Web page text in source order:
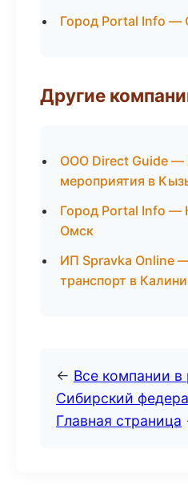
Город Portal Info —
Другие
ООО Direct Guide —
мероприятия в
Город Portal Info —
Омск
ИП Spravka Online
транспорт в
← Все компании в
Сибирский
Главная страница